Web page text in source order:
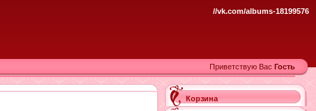
//vk.com/albums-18199576
Приветствую Вас Гость
Корзина